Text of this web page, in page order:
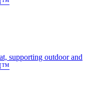
supporting outdoor and